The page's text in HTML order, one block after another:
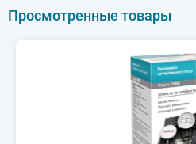
Просмотренные товары